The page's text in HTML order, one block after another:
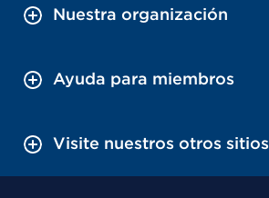
Nuestra organización
Ayuda para miembros
Visite nuestros otros sitios